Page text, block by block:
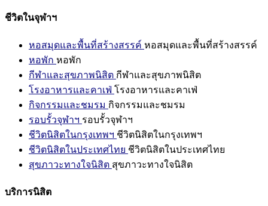
ชีวิตในจุฬาฯ
หอสมุดและพื้นที่สร้างสรรค์ หอสมุดและพื้นที่สร้างสรรค์
หอพัก หอพัก
กีฬาและสุขภาพนิสิต กีฬาและสุขภาพนิสิต
โรงอาหารและคาเฟ่ โรงอาหารและคาเฟ่
กิจกรรมและชมรม กิจกรรมและชมรม
รอบรั้วจุฬาฯ รอบรั้วจุฬาฯ
ชีวิตนิสิตในกรุงเทพฯ ชีวิตนิสิตในกรุงเทพฯ
ชีวิตนิสิตในประเทศไทย ชีวิตนิสิตในประเทศไทย
สุขภาวะทางใจนิสิต สุขภาวะทางใจนิสิต
บริการนิสิต